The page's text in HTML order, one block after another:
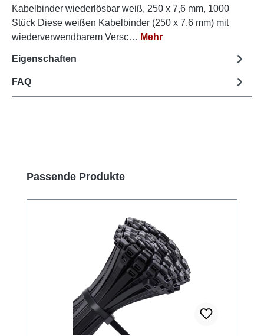
Kabelbinder wiederlösbar weiß, 250 x 7,6 mm, 1000
Stück Diese weißen Kabelbinder (250 x 7,6 mm) mit
wiederverwendbarem Versc… Mehr
Eigenschaften
FAQ
Produktgalerie überspringen
Passende Produkte